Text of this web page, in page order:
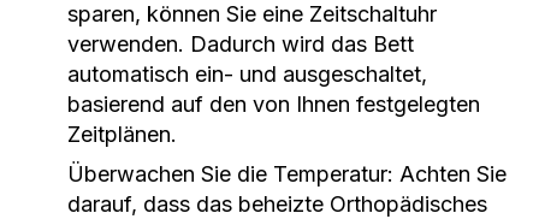
sparen, können Sie eine Zeitschaltuhr
verwenden. Dadurch wird das Bett
automatisch ein- und ausgeschaltet,
basierend auf den von Ihnen festgelegten
Zeitplänen.
Überwachen Sie die Temperatur: Achten Sie
darauf, dass das beheizte Orthopädisches